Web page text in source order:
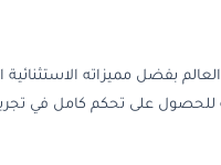
بفضل مميزاته الاستثنائية
للحصول على تحكم كامل في